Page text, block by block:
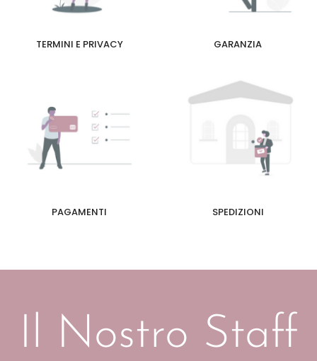
TERMINI E PRIVACY GARANZIA
PAGAMENTI SPEDIZIONI
Il Nostro Staff